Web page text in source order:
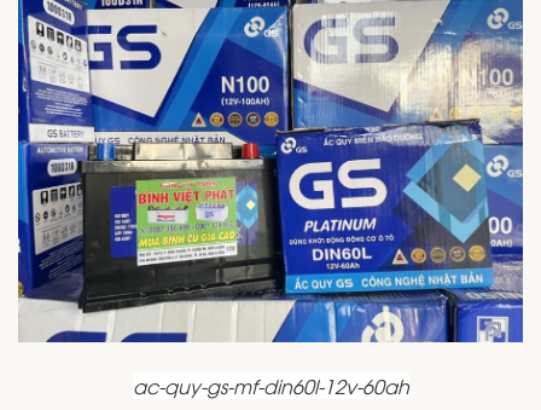
ac-quy-gs-mf-din60l-12v-60ah